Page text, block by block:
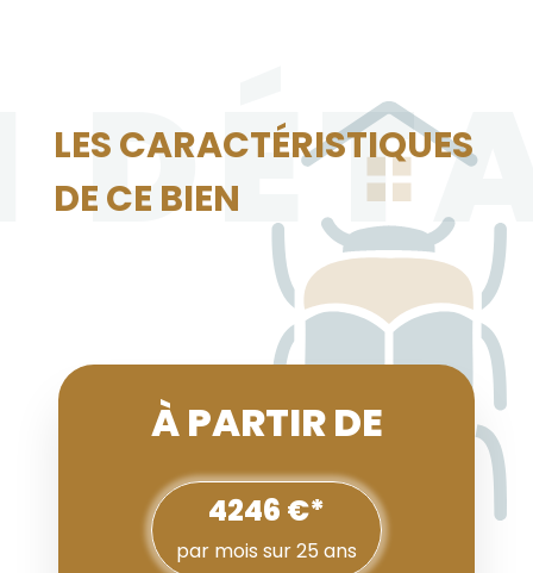
LES CARACTÉRISTIQUES
DE CE BIEN
À PARTIR DE
4246 €*
par mois sur 25 ans